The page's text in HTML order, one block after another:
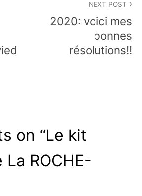
NEXT POST
2020: voici mes
bonnes
résolutions!!
on “Le kit
ROCHE-